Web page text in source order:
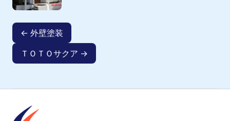
← 外壁塗装
ＴＯＴＯサクア →